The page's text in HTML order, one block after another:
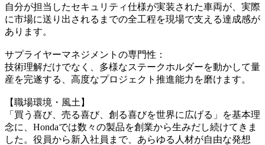
自分が担当したセキュリティ仕様が実装された車両が、実際
に市場に送り出されるまでの全工程を現場で支える達成感が
あります。
サプライヤーマネジメントの専門性：
技術理解だけでなく、多様なステークホルダーを動かして量
産を完遂する、高度なプロジェクト推進能力を磨けます。
【職場環境・風土】
「買う喜び、売る喜び、創る喜びを世界に広げる」を基本理
念に、Hondaでは数々の製品を創業から生みだし続けてきま
した。役員から新入社員まで、あらゆる人材が自由な発想